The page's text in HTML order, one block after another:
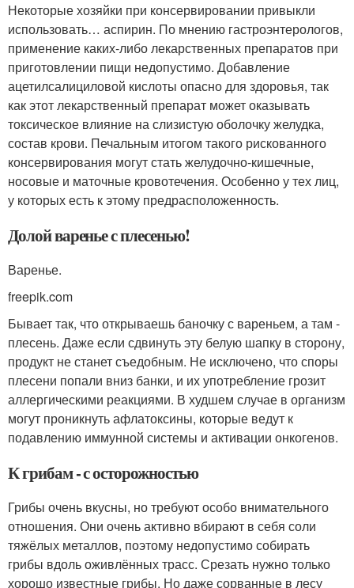
Некоторые хозяйки при консервировании привыкли
использовать… аспирин. По мнению гастроэнтерологов,
применение каких-либо лекарственных препаратов при
приготовлении пищи недопустимо. Добавление
ацетилсалициловой кислоты опасно для здоровья, так
как этот лекарственный препарат может оказывать
токсическое влияние на слизистую оболочку желудка,
состав крови. Печальным итогом такого рискованного
консервирования могут стать желудочно-кишечные,
носовые и маточные кровотечения. Особенно у тех лиц,
у которых есть к этому предрасположенность.
Долой варенье с плесенью!
Варенье.
freepik.com
Бывает так, что открываешь баночку с вареньем, а там -
плесень. Даже если сдвинуть эту белую шапку в сторону,
продукт не станет съедобным. Не исключено, что споры
плесени попали вниз банки, и их употребление грозит
аллергическими реакциями. В худшем случае в организм
могут проникнуть афлатоксины, которые ведут к
подавлению иммунной системы и активации онкогенов.
К грибам - с осторожностью
Грибы очень вкусны, но требуют особо внимательного
отношения. Они очень активно вбирают в себя соли
тяжёлых металлов, поэтому недопустимо собирать
грибы вдоль оживлённых трасс. Срезать нужно только
хорошо известные грибы. Но даже сорванные в лесу